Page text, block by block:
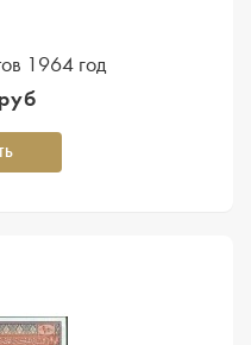
1964 год